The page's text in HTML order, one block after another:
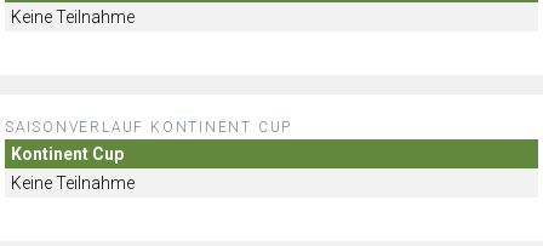
Keine Teilnahme
SAISONVERLAUF KONTINENT CUP
Kontinent Cup
Keine Teilnahme